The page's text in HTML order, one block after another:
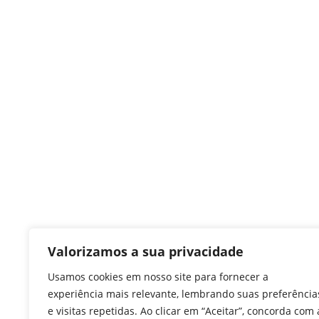
Valorizamos a sua privacidade
Usamos cookies em nosso site para fornecer a
experiência mais relevante, lembrando suas
e visitas repetidas. Ao clicar em “Aceitar”, concorda com